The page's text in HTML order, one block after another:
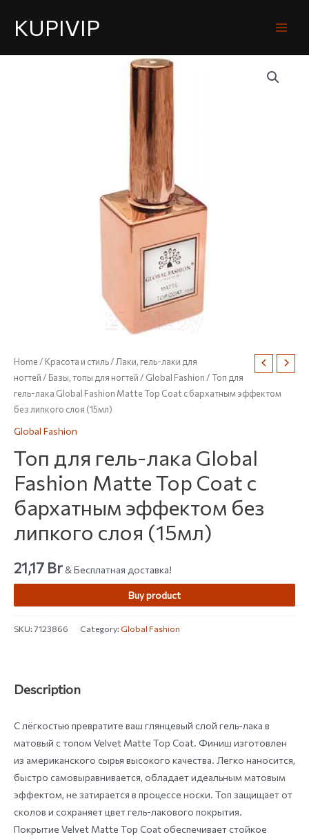
KUPIVIP
Home/ Красота и стиль/Лаки, гель-лаки для
ногтей/ Базы, топы для ногтей/ Global Fashion/ Топ для
гель-лака Global Fashion Matte Top Coat с бархатным эффектом
без липкого слоя (15мл)
Global Fashion
Топ для гель-лака Global
Fashion Matte Top Coat с
бархатным эффектом без
липкого слоя (15мл)
21,17 Br& Бесплатная доставка!
Buy product
SKU:7123866 Category:Global Fashion
Description
С лёгкостью превратите ваш глянцевый слой гель-лака в
матовый с топом Velvet Matte Top Coat. Финиш изготовлен
из американского сырья высокого качества. Легко наносится,
быстро самовыравнивается, обладает идеальным матовым
эффектом, не затирается в процессе носки. Топ защищает от
сколов и сохраняет цвет гель-лакового покрытия.
Покрытие Velvet Matte Top Coat обеспечивает стойкое